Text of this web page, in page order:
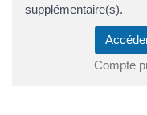
supplémentaire(s).
Compte